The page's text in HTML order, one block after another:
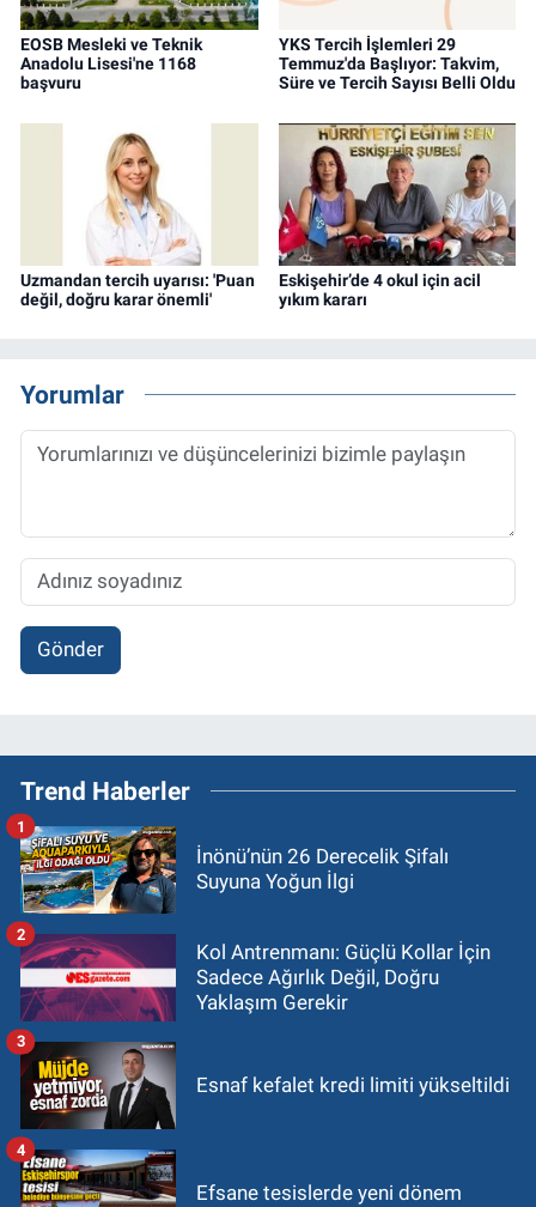
EOSB Mesleki ve Teknik
Anadolu Lisesi'ne 1168
başvuru
YKS Tercih İşlemleri 29
Temmuz'da Başlıyor: Takvim,
Süre ve Tercih Sayısı Belli Oldu
Uzmandan tercih uyarısı: 'Puan
değil, doğru karar önemli'
Eskişehir’de 4 okul için acil
yıkım kararı
Yorumlar
Gönder
Trend Haberler
İnönü’nün 26 Derecelik Şifalı
Suyuna Yoğun İlgi
1
Kol Antrenmanı: Güçlü Kollar İçin
Sadece Ağırlık Değil, Doğru
Yaklaşım Gerekir
2
Esnaf kefalet kredi limiti yükseltildi
3
Efsane tesislerde yeni dönem
4